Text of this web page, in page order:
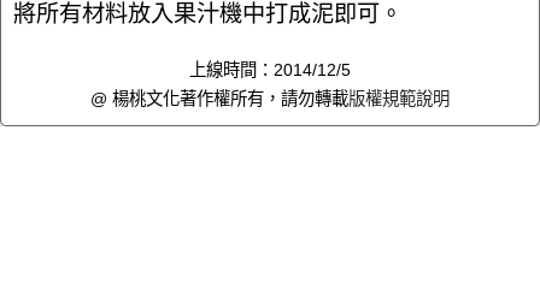
將所有材料放入果汁機中打成泥即可。
上線時間：2014/12/5
@ 楊桃文化著作權所有，請勿轉載版權規範說明